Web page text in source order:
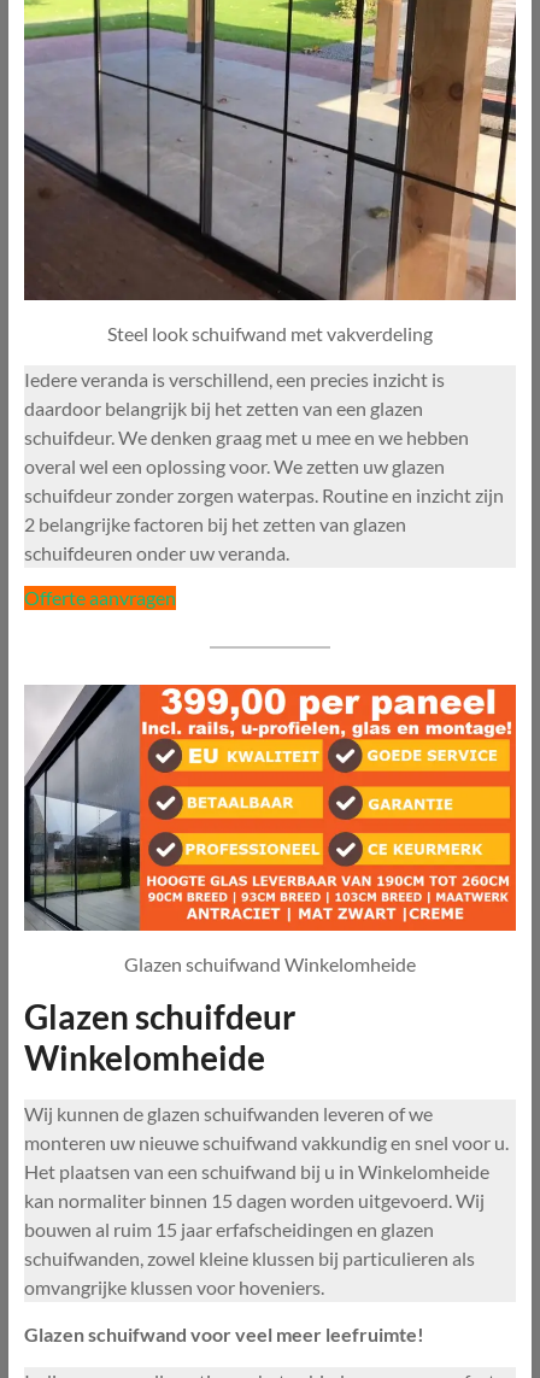
Steel look schuifwand met vakverdeling
Iedere veranda is verschillend, een precies inzicht is
daardoor belangrijk bij het zetten van een glazen
schuifdeur. We denken graag met u mee en we hebben
overal wel een oplossing voor. We zetten uw glazen
schuifdeur zonder zorgen waterpas. Routine en inzicht zijn
2 belangrijke factoren bij het zetten van glazen
schuifdeuren onder uw veranda.
Offerte aanvragen
Glazen schuifwand Winkelomheide
Glazen schuifdeur
Winkelomheide
Wij kunnen de glazen schuifwanden leveren of we
monteren uw nieuwe schuifwand vakkundig en snel voor u.
Het plaatsen van een schuifwand bij u in Winkelomheide
kan normaliter binnen 15 dagen worden uitgevoerd. Wij
bouwen al ruim 15 jaar erfafscheidingen en glazen
schuifwanden, zowel kleine klussen bij particulieren als
omvangrijke klussen voor hoveniers.
Glazen schuifwand voor veel meer leefruimte!